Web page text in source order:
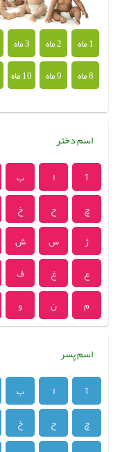
1 ماه 2 ماه 3 ماه
8 ماه
9 ماه 10 ماه
اسم دختر
آ ا ب
چ
ح خ
ژ
س ش
ع
غ ف
م
ن و
اسم پسر
آ ا ب
چ
ح خ